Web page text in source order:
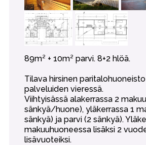
89m² + 10m² parvi. 8+2 hlöä.
Tilava hirsinen
palveluiden vieressä.
Viihtyisässä alakerrassa 2
sänkyä/huone), yläkerrassa 1
sänkyä) ja parvi (2 sänkyä).
makuuhuoneessa lisäksi 2
lisävuoteiksi.